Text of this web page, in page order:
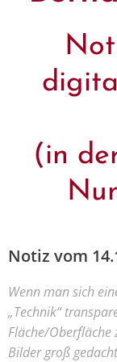
(in
Notiz vom
Wenn man sich
„Technik“
Fläche/Oberfläche
Bilder groß